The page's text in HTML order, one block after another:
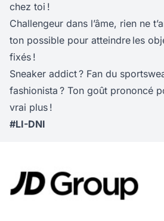
chez toi !
Challengeur dans l’âme, rien ne
ton possible pour atteindre les
fixés !
Sneaker addict ? Fan du
fashionista ? Ton goût prononcé
vrai plus !
#LI-DNI